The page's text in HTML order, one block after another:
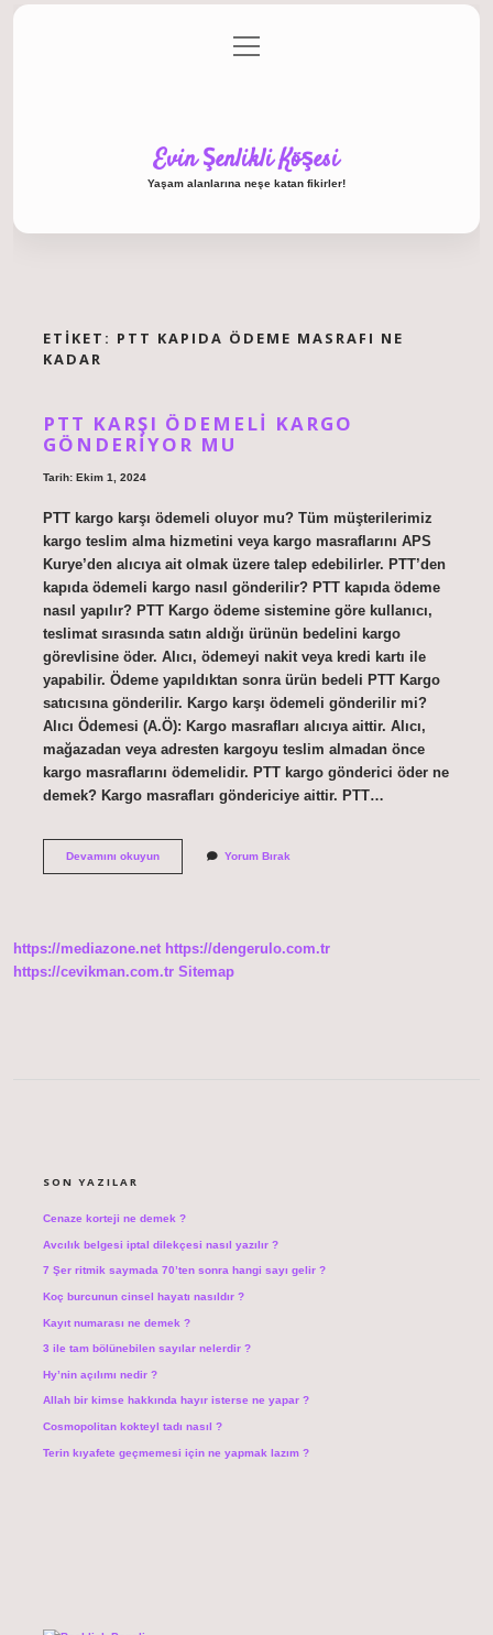
Gizlilik Politikası
menüyü
aç
Evin Şenlikli Köşesi
Yaşam alanlarına neşe katan fikirler!
ETIKET: PTT KAPIDA ÖDEME MASRAFI NE
KADAR
PTT KARŞI ÖDEMELI KARGO
GÖNDERIYOR MU
Tarih: Ekim 1, 2024
PTT kargo karşı ödemeli oluyor mu? Tüm müşterilerimiz
kargo teslim alma hizmetini veya kargo masraflarını APS
Kurye’den alıcıya ait olmak üzere talep edebilirler. PTT’den
kapıda ödemeli kargo nasıl gönderilir? PTT kapıda ödeme
nasıl yapılır? PTT Kargo ödeme sistemine göre kullanıcı,
teslimat sırasında satın aldığı ürünün bedelini kargo
görevlisine öder. Alıcı, ödemeyi nakit veya kredi kartı ile
yapabilir. Ödeme yapıldıktan sonra ürün bedeli PTT Kargo
satıcısına gönderilir. Kargo karşı ödemeli gönderilir mi?
Alıcı Ödemesi (A.Ö): Kargo masrafları alıcıya aittir. Alıcı,
mağazadan veya adresten kargoyu teslim almadan önce
kargo masraflarını ödemelidir. PTT kargo gönderici öder ne
demek? Kargo masrafları göndericiye aittir. PTT…
Devamını okuyunPtt
Yorum Bırak
https://mediazone.net https://dengerulo.com.tr
https://cevikman.com.tr Sitemap
SON YAZILAR
Cenaze korteji ne demek ?
Avcılık belgesi iptal dilekçesi nasıl yazılır ?
7 Şer ritmik saymada 70’ten sonra hangi sayı gelir ?
Koç burcunun cinsel hayatı nasıldır ?
Kayıt numarası ne demek ?
3 ile tam bölünebilen sayılar nelerdir ?
Hy’nin açılımı nedir ?
Allah bir kimse hakkında hayır isterse ne yapar ?
Cosmopolitan kokteyl tadı nasıl ?
Terin kıyafete geçmemesi için ne yapmak lazım ?